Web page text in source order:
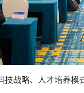
战略、人才培养